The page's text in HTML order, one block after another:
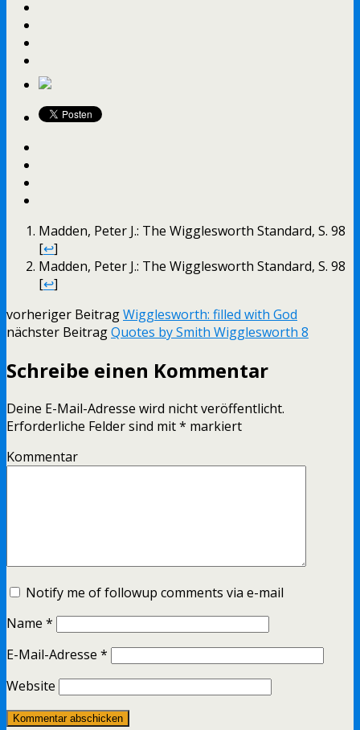
Madden, Peter J.: The Wigglesworth Standard, S. 98
[↩]
Madden, Peter J.: The Wigglesworth Standard, S. 98
[↩]
vorheriger BeitragWigglesworth: filled with God
nächster BeitragQuotes by Smith Wigglesworth 8
Schreibe einen Kommentar
Deine E-Mail-Adresse wird nicht veröffentlicht.
Erforderliche Felder sind mit* markiert
Kommentar
Notify me of followup comments via e-mail
Name *
E-Mail-Adresse *
Website